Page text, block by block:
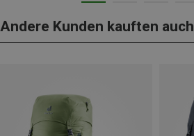
Andere Kunden kauften auch